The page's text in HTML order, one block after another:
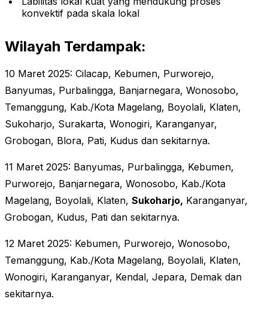
konvektif pada skala lokal
Wilayah Terdampak:
10 Maret 2025: Cilacap, Kebumen, Purworejo,
Banyumas, Purbalingga, Banjarnegara, Wonosobo,
Temanggung, Kab./Kota Magelang, Boyolali, Klaten,
Sukoharjo, Surakarta, Wonogiri, Karanganyar,
Grobogan, Blora, Pati, Kudus dan sekitarnya.
11 Maret 2025: Banyumas, Purbalingga, Kebumen,
Purworejo, Banjarnegara, Wonosobo, Kab./Kota
Magelang, Boyolali, Klaten, Sukoharjo, Karanganyar,
Grobogan, Kudus, Pati dan sekitarnya.
12 Maret 2025: Kebumen, Purworejo, Wonosobo,
Temanggung, Kab./Kota Magelang, Boyolali, Klaten,
Wonogiri, Karanganyar, Kendal, Jepara, Demak dan
sekitarnya.